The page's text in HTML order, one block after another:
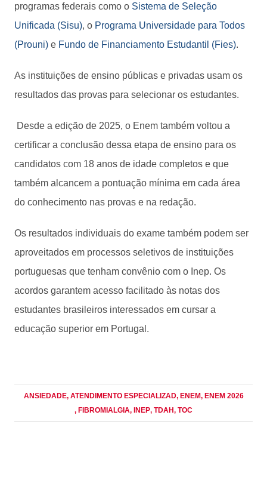
programas federais como o Sistema de Seleção
Unificada (Sisu), o Programa Universidade para Todos
(Prouni) e Fundo de Financiamento Estudantil (Fies).
As instituições de ensino públicas e privadas usam os
resultados das provas para selecionar os estudantes.
Desde a edição de 2025, o Enem também voltou a
certificar a conclusão dessa etapa de ensino para os
candidatos com 18 anos de idade completos e que
também alcancem a pontuação mínima em cada área
do conhecimento nas provas e na redação.
Os resultados individuais do exame também podem ser
aproveitados em processos seletivos de instituições
portuguesas que tenham convênio com o Inep. Os
acordos garantem acesso facilitado às notas dos
estudantes brasileiros interessados em cursar a
educação superior em Portugal.
ANSIEDADE, ATENDIMENTO ESPECIALIZAD, ENEM, ENEM 2026
, FIBROMIALGIA, INEP, TDAH, TOC